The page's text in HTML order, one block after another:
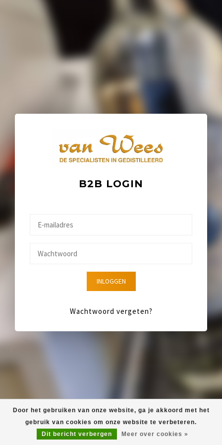
B2B LOGIN
INLOGGEN
Wachtwoord vergeten?
Door het gebruiken van onze website, ga je akkoord met het
gebruik van cookies om onze website te verbeteren.
Dit bericht verbergen
Meer over cookies »